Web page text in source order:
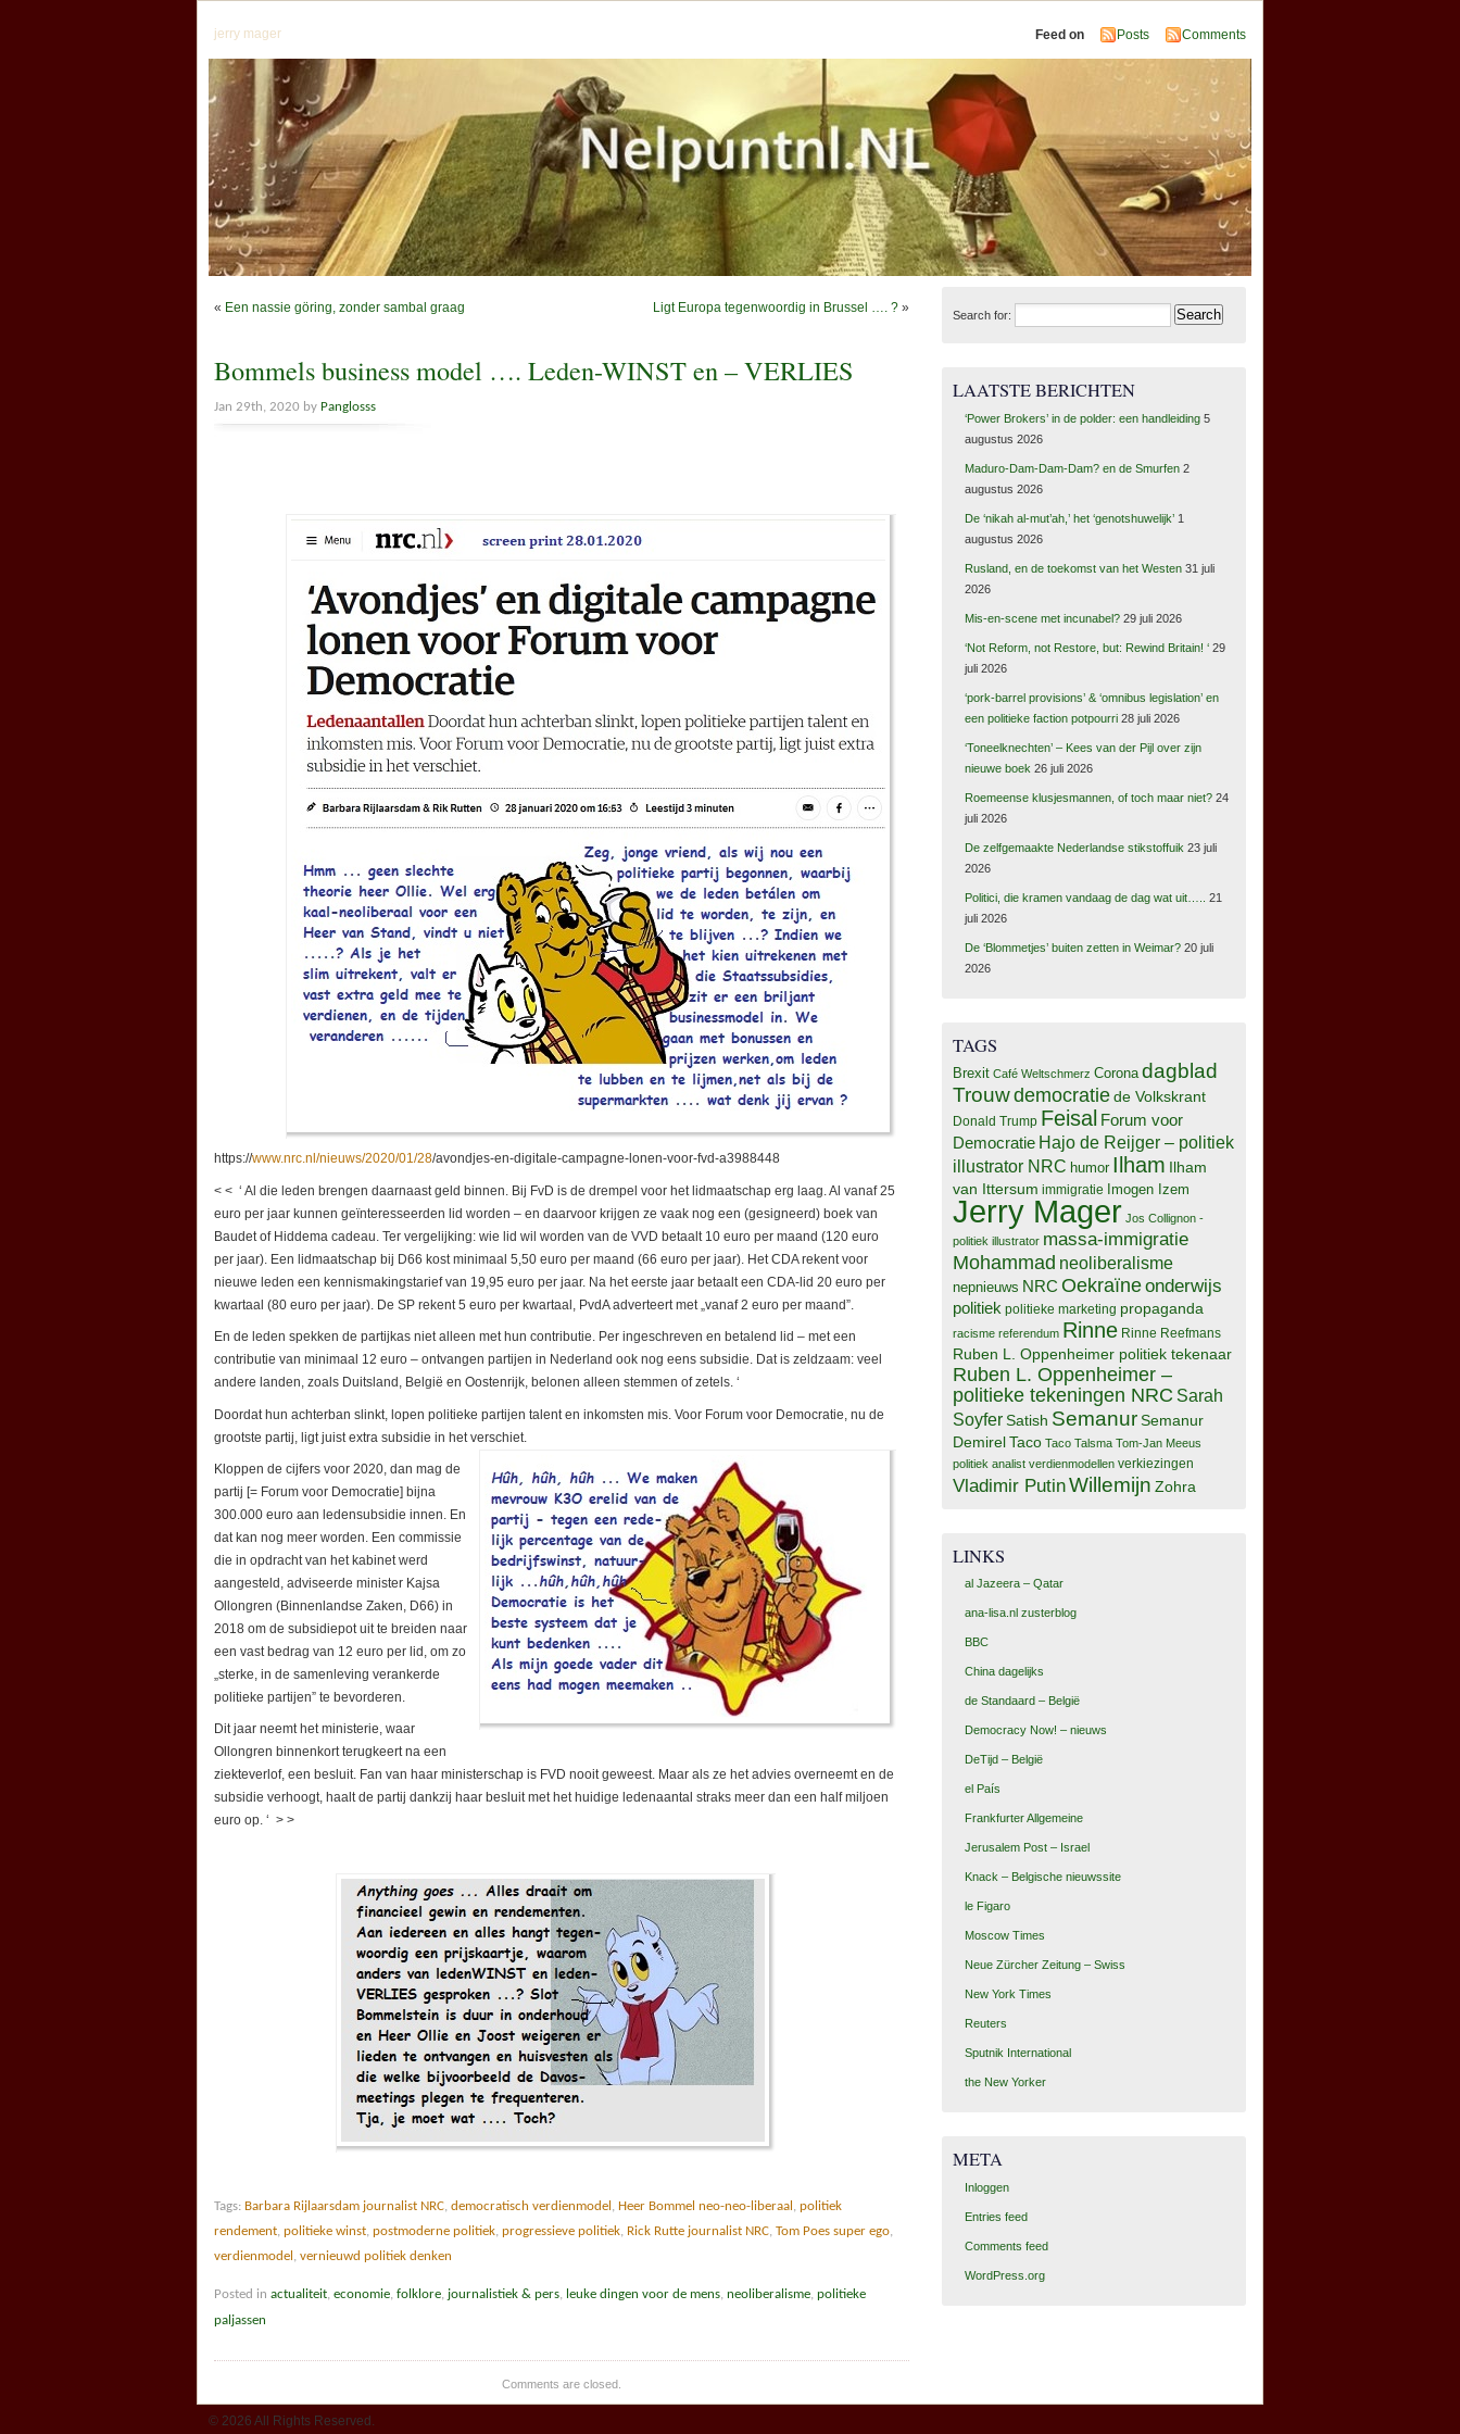
jerry mager Feed on Posts Comments
« Een nassie göring, zonder sambal graag Ligt Europa tegenwoordig in Brussel …. ? »
Bommels business model …. Leden-WINST en – VERLIES
Jan 29th, 2020 by Panglosss
https://www.nrc.nl/nieuws/2020/01/28/avondjes-en-digitale-campagne-lonen-voor-fvd-a3988448
< < ‘ Al die leden brengen daarnaast geld binnen. Bij FvD is de drempel voor het lidmaatschap erg laag. Al vanaf 25
euro per jaar kunnen geïnteresseerden lid worden – en daarvoor krijgen ze vaak nog een (gesigneerd) boek van
Baudet of Hiddema cadeau. Ter vergelijking: wie lid wil worden van de VVD betaalt 10 euro per maand (120 euro
per jaar). Een lidmaatschap bij D66 kost minimaal 5,50 euro per maand (66 euro per jaar). Het CDA rekent voor
nieuwe leden een kennismakingstarief van 19,95 euro per jaar. Na het eerste jaar betaalt een CDA-lid 20 euro per
kwartaal (80 euro per jaar). De SP rekent 5 euro per kwartaal, PvdA adverteert met „vanaf 2 euro per maand”.
En de leden spekken de partijkas niet alleen met hun contributie. Per ingeschreven en betalend lid – met een
contributie van minimaal 12 euro – ontvangen partijen in Nederland ook nog eens subsidie. Dat is zeldzaam: veel
andere landen, zoals Duitsland, België en Oostenrijk, belonen alleen stemmen of zetels. ‘
Doordat hun achterban slinkt, lopen politieke partijen talent en inkomsten mis. Voor Forum voor Democratie, nu de
grootste partij, ligt juist extra subsidie in het verschiet.
Kloppen de cijfers voor 2020, dan mag de
partij [= Forum voor Democratie] bijna
300.000 euro aan ledensubsidie innen. En
dat kan nog meer worden. Een commissie
die in opdracht van het kabinet werd
aangesteld, adviseerde minister Kajsa
Ollongren (Binnenlandse Zaken, D66) in
2018 om de subsidiepot uit te breiden naar
een vast bedrag van 12 euro per lid, om zo
„sterke, in de samenleving verankerde
politieke partijen” te bevorderen.
Dit jaar neemt het ministerie, waar
Ollongren binnenkort terugkeert na een
ziekteverlof, een besluit. Fan van haar ministerschap is FVD nooit geweest. Maar als ze het advies overneemt en de
subsidie verhoogt, haalt de partij dankzij haar besluit met het huidige ledenaantal straks meer dan een half miljoen
euro op. ‘ > >
Tags: Barbara Rijlaarsdam journalist NRC, democratisch verdienmodel , Heer Bommel neo-neo-liberaal , politiek
rendement, politieke winst, postmoderne politiek, progressieve politiek, Rick Rutte journalist NRC, Tom Poes super ego,
verdienmodel , vernieuwd politiek denken
Posted in actualiteit, economie, folklore, journalistiek & pers, leuke dingen voor de mens, neoliberalisme, politieke
paljassen
Comments are closed.
Search for:
LAATSTE BERICHTEN
‘Power Brokers’ in de polder: een handleiding 5
augustus 2026
Maduro-Dam-Dam-Dam? en de Smurfen 2
augustus 2026
De ‘nikah al-mut’ah,’ het ‘genotshuwelijk’ 1
augustus 2026
Rusland, en de toekomst van het Westen 31 juli
2026
Mis-en-scene met incunabel? 29 juli 2026
‘Not Reform, not Restore, but: Rewind Britain! ‘ 29
juli 2026
‘pork-barrel provisions’ & ‘omnibus legislation’ en
een politieke faction potpourri 28 juli 2026
‘Toneelknechten’ – Kees van der Pijl over zijn
nieuwe boek 26 juli 2026
Roemeense klusjesmannen, of toch maar niet? 24
juli 2026
De zelfgemaakte Nederlandse stikstoffuik 23 juli
2026
Politici, die kramen vandaag de dag wat uit…..
21
juli 2026
De ‘Blommetjes’ buiten zetten in Weimar? 20 juli
2026
TAGS
Brexit Café Weltschmerz Corona dagblad
Trouwdemocratiede Volkskrant
Donald Trump Feisal Forum voor
Democratie Hajo de Reijger – politiek
illustrator NRC humor Ilham Ilham
van Ittersum immigratie Imogen Izem
Jerry Mager Jos Collignon -
politiek illustrator massa-immigratie
Mohammad neoliberalisme
nepnieuws NRC Oekraïneonderwijs
politiek politieke marketing propaganda
racisme referendum Rinne Rinne Reefmans
Ruben L. Oppenheimer politiek tekenaar
Ruben L. Oppenheimer –
politieke tekeningen NRC Sarah
Soyfer Satish SemanurSemanur
DemirelTaco Taco Talsma Tom-Jan Meeus
politiek analist verdienmodellen verkiezingen
Vladimir PutinWillemijn Zohra
LINKS
al Jazeera – Qatar
ana-lisa.nl zusterblog
BBC
China dagelijks
de Standaard – België
Democracy Now! – nieuws
DeTijd – België
el País
Frankfurter Allgemeine
Jerusalem Post – Israel
Knack – Belgische nieuwssite
le Figaro
Moscow Times
Neue Zürcher Zeitung – Swiss
New York Times
Reuters
Sputnik International
the New Yorker
META
Inloggen
Entries feed
Comments feed
WordPress.org
© 2026 All Rights Reserved.